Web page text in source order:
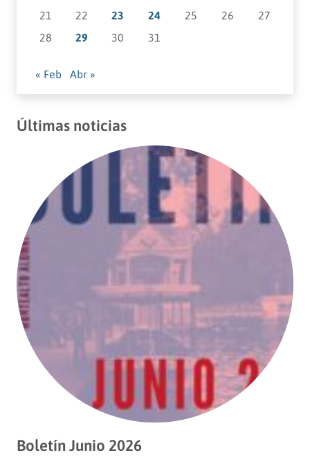
21 22 23 24 25 26
27
28
29 30 31
« Feb Abr »
Últimas noticias
Boletín Junio 2026